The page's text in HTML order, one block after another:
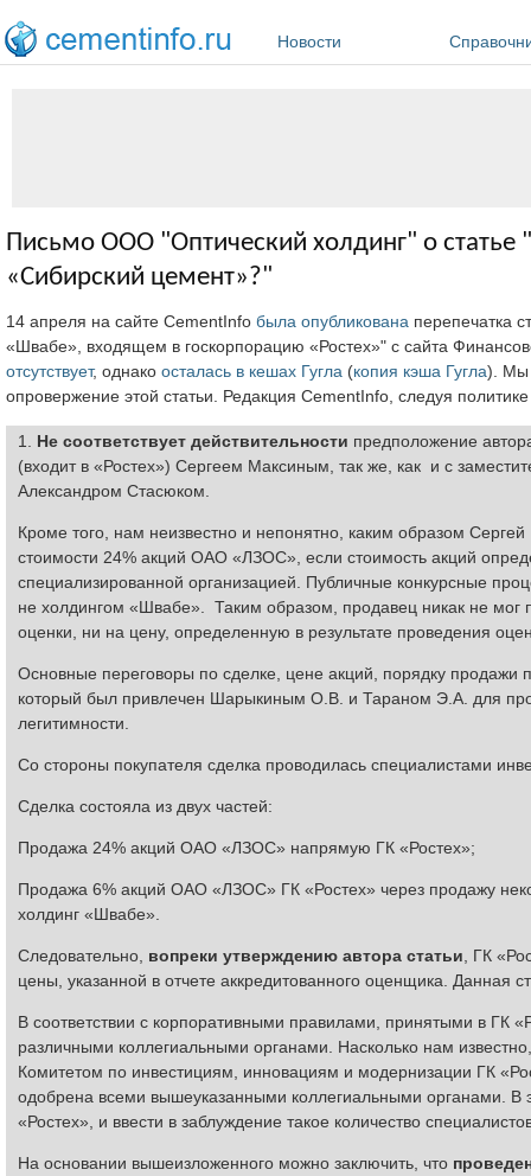
Новости
Письмо ООО "Оптический холдинг" о статье
«Сибирский цемент»?"
14 апреля на сайте CementInfo была опубликована перепечатка
«Швабе», входящем в госкорпорацию «Ростех»" с сайта
отсутствует, однако осталась в кешах Гугла (копия кэша Гугла). Мы
опровержение этой статьи. Редакция CementInfo, следуя политике
1. Не соответствует действительности предположение
(входит в «Ростех») Сергеем Максиным, так же, как и с
Александром Стасюком.
Кроме того, нам неизвестно и непонятно, каким образом
стоимости 24% акций ОАО «ЛЗОС», если стоимость акций
специализированной организацией. Публичные конкурсные
не холдингом «Швабе». Таким образом, продавец никак не
оценки, ни на цену, определенную в результате проведения
Основные переговоры по сделке, цене акций, порядку продажи
который был привлечен Шарыкиным О.В. и Тараном Э.А. для
легитимности.
Со стороны покупателя сделка проводилась специалистами
Сделка состояла из двух частей:
Продажа 24% акций ОАО «ЛЗОС» напрямую ГК «Ростех»;
Продажа 6% акций ОАО «ЛЗОС» ГК «Ростех» через продажу
холдинг «Швабе».
Следовательно, вопреки утверждению автора статьи , ГК
цены, указанной в отчете аккредитованного оценщика. Данная
В соответствии с корпоративными правилами, принятыми в ГК
различными коллегиальными органами. Насколько нам
Комитетом по инвестициям, инновациям и модернизации ГК
одобрена всеми вышеуказанными коллегиальными органами. В
«Ростех», и ввести в заблуждение такое количество
На основании вышеизложенного можно заключить, что